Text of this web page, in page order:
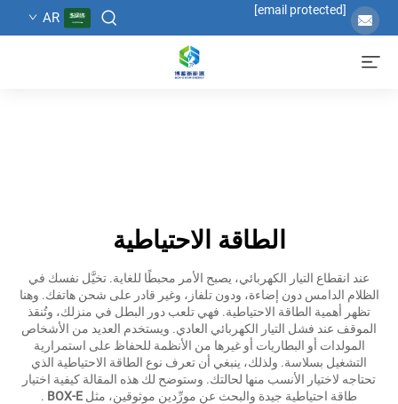
[email protected]
AR
الطاقة الاحتياطية
عند انقطاع التيار الكهربائي، يصبح الأمر محبطًا للغاية. تخيَّل نفسك في
الظلام الدامس دون إضاءة، ودون تلفاز، وغير قادر على شحن هاتفك. وهنا
تظهر أهمية الطاقة الاحتياطية. فهي تلعب دور البطل في منزلك، وتُنقذ
الموقف عند فشل التيار الكهربائي العادي. ويستخدم العديد من الأشخاص
المولدات أو البطاريات أو غيرها من الأنظمة للحفاظ على استمرارية
التشغيل بسلاسة. ولذلك، ينبغي أن تعرف نوع الطاقة الاحتياطية الذي
تحتاجه لاختيار الأنسب منها لحالتك. وستوضح لك هذه المقالة كيفية اختيار
طاقة احتياطية جيدة والبحث عن مورِّدين موثوقين، مثل BOX-E
.